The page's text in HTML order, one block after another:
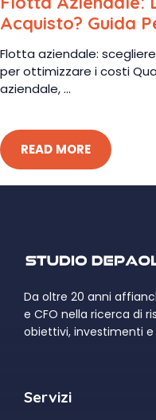
Acquisto? Guida
Flotta aziendale:
per ottimizzare i costi
aziendale, ...
READ MORE
Da oltre 20 anni
e CFO nella ricerca di
obiettivi, investimenti
Servizi